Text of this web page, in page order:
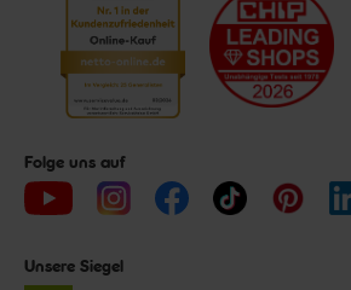
Folge uns auf
Unsere Siegel